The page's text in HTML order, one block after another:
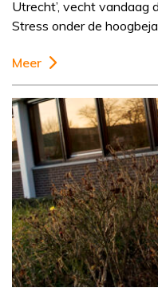
Utrecht’, vecht vandaag
Stress onder de
Meer